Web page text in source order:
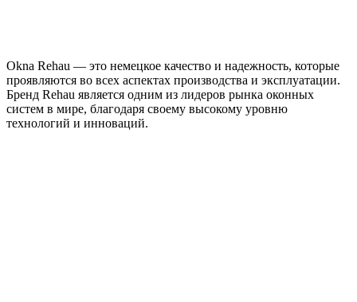
Okna Rehau — это немецкое качество и надежность, которые
проявляются во всех аспектах производства и эксплуатации.
Бренд Rehau является одним из лидеров рынка оконных
систем в мире, благодаря своему высокому уровню
технологий и инноваций.